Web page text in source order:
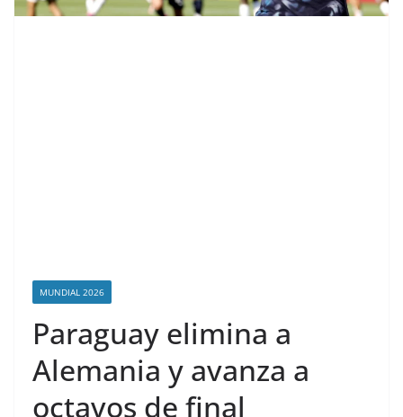
MUNDIAL 2026
Paraguay elimina a
Alemania y avanza a
octavos de final